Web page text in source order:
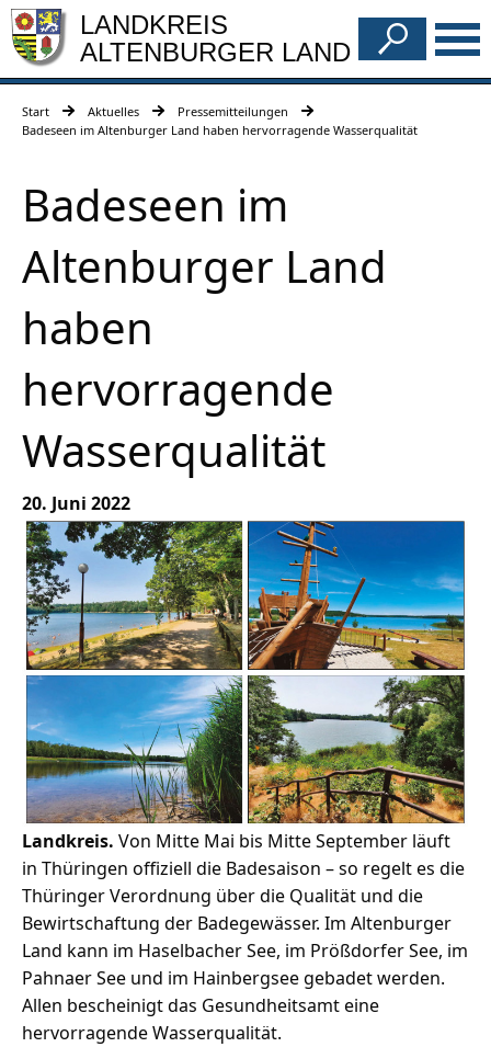
LANDKREIS
ALTENBURGER LAND
Start Aktuelles
Pressemitteilungen
Badeseen im Altenburger Land haben hervorragende Wasserqualität
Badeseen im
Altenburger Land
haben
hervorragende
Wasserqualität
20. Juni 2022
Landkreis. Von Mitte Mai bis Mitte September läuft
in Thüringen offiziell die Badesaison – so regelt es die
Thüringer Verordnung über die Qualität und die
Bewirtschaftung der Badegewässer. Im Altenburger
Land kann im Haselbacher See, im Prößdorfer See, im
Pahnaer See und im Hainbergsee gebadet werden.
Allen bescheinigt das Gesundheitsamt eine
hervorragende Wasserqualität.